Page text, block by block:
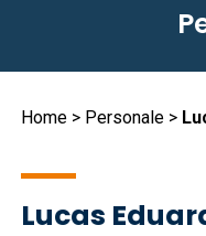
principale
Briciole
Home Personale
Lucas